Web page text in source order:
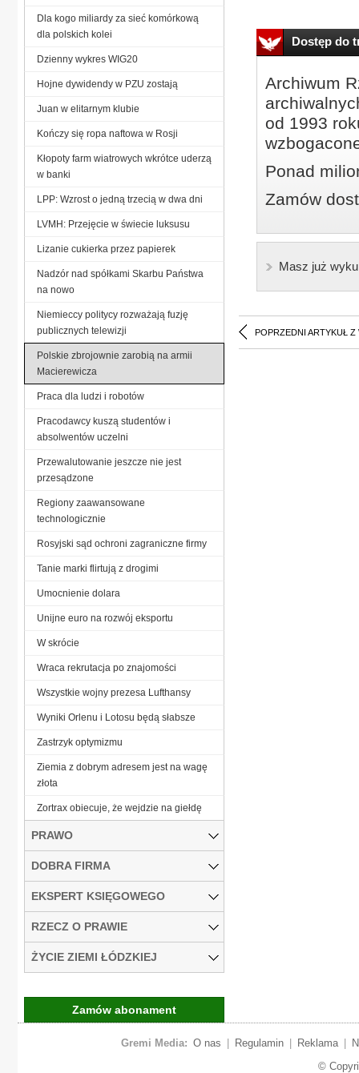
Dostęp do
Archiwum
od 1993
Ponad
Zamów
Masz już
POPRZEDNI ARTYKUŁ Z
Dla kogo miliardy za sieć komórkową
dla polskich kolei
Dzienny wykres WIG20
Hojne dywidendy w PZU zostają
Juan w elitarnym klubie
Kończy się ropa naftowa w Rosji
Kłopoty farm wiatrowych wkrótce uderzą
w banki
LPP: Wzrost o jedną trzecią w dwa dni
LVMH: Przejęcie w świecie luksusu
Lizanie cukierka przez papierek
Nadzór nad spółkami Skarbu Państwa
na nowo
Niemieccy politycy rozważają fuzję
publicznych telewizji
Polskie zbrojownie zarobią na armii
Macierewicza
Praca dla ludzi i robotów
Pracodawcy kuszą studentów i
absolwentów uczelni
Przewalutowanie jeszcze nie jest
przesądzone
Regiony zaawansowane
technologicznie
Rosyjski sąd ochroni zagraniczne firmy
Tanie marki flirtują z drogimi
Umocnienie dolara
Unijne euro na rozwój eksportu
W skrócie
Wraca rekrutacja po znajomości
Wszystkie wojny prezesa Lufthansy
Wyniki Orlenu i Lotosu będą słabsze
Zastrzyk optymizmu
Ziemia z dobrym adresem jest na wagę
złota
Zortrax obiecuje, że wejdzie na giełdę
PRAWO
DOBRA FIRMA
EKSPERT KSIĘGOWEGO
RZECZ O PRAWIE
ŻYCIE ZIEMI ŁÓDZKIEJ
Zamów abonament
Gremi Media: O nas Regulamin Reklama
©